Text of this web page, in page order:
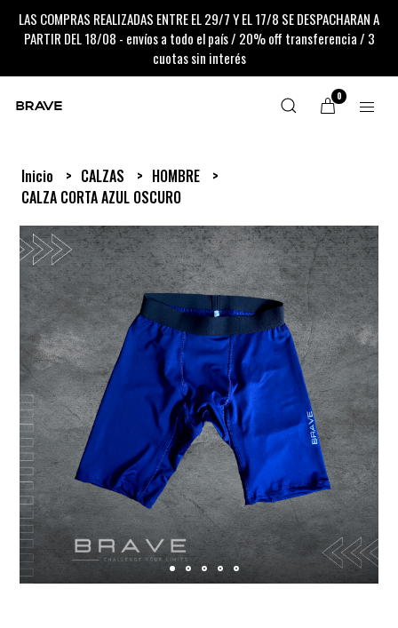
LAS COMPRAS REALIZADAS ENTRE EL 29/7 Y EL 17/8 SE DESPACHARAN A
PARTIR DEL 18/08 - envíos a todo el país / 20% off transferencia / 3
cuotas sin interés
0
Inicio CALZAS
HOMBRE
CALZA CORTA AZUL OSCURO